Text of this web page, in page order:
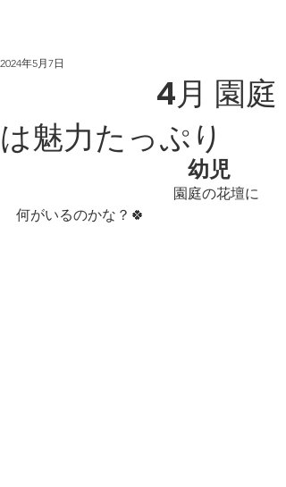
4月 園庭
は魅力たっぷり
2024年5月7日
幼児
園庭の花壇に
何がいるのかな？🍀